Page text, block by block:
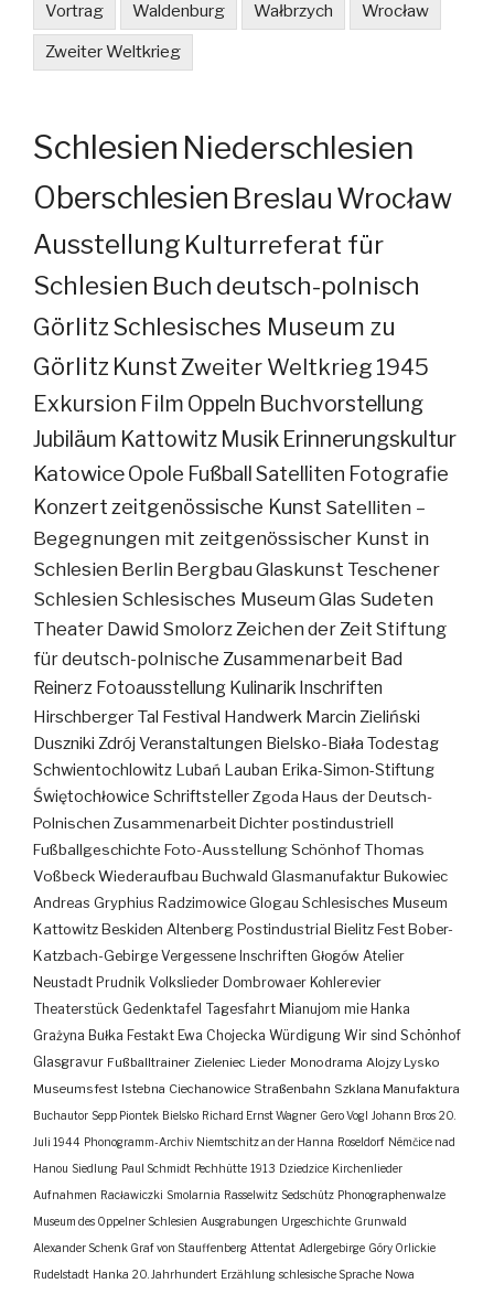
Vortrag Waldenburg Wałbrzych Wrocław
Zweiter Weltkrieg
Schlesien Niederschlesien
Oberschlesien Breslau Wrocław
Ausstellung Kulturreferat für
Schlesien Buch deutsch-polnisch
GörlitzSchlesisches Museum zu
Görlitz KunstZweiter Weltkrieg 1945
Exkursion Film Oppeln Buchvorstellung
Jubiläum Kattowitz Musik Erinnerungskultur
KatowiceOpole FußballSatelliten Fotografie
Konzertzeitgenössische Kunst Satelliten –
Begegnungen mit zeitgenössischer Kunst in
Schlesien Berlin BergbauGlaskunst Teschener
Schlesien Schlesisches MuseumGlas Sudeten
Theater Dawid SmolorzZeichen der Zeit Stiftung
für deutsch-polnische Zusammenarbeit Bad
Reinerz Fotoausstellung Kulinarik Inschriften
Hirschberger Tal Festival Handwerk Marcin Zieliński
Duszniki Zdrój Veranstaltungen Bielsko-Biała Todestag
Schwientochlowitz Lubań Lauban Erika-Simon-Stiftung
Świętochłowice SchriftstellerZgoda Haus der Deutsch-
Polnischen ZusammenarbeitDichterpostindustriell
Fußballgeschichte Foto-AusstellungSchönhofThomas
VoßbeckWiederaufbau Buchwald Glasmanufaktur Bukowiec
Andreas Gryphius Radzimowice Glogau Schlesisches Museum
Kattowitz Beskiden Altenberg Postindustrial Bielitz Fest Bober-
Katzbach-Gebirge Vergessene Inschriften Głogów Atelier
Neustadt Prudnik Volkslieder Dombrowaer Kohlerevier
Theaterstück Gedenktafel Tagesfahrt Mianujom mie Hanka
Grażyna Bułka Festakt Ewa Chojecka Würdigung Wir sind Schönhof
Glasgravur Fußballtrainer Zieleniec Lieder Monodrama Alojzy Lysko
Museumsfest Istebna Ciechanowice Straßenbahn Szklana Manufaktura
Buchautor Sepp Piontek Bielsko Richard Ernst Wagner Gero Vogl Johann Bros 20.
Juli 1944 Phonogramm-Archiv Niemtschitz an der Hanna Roseldorf Némčice nad
Hanou Siedlung Paul Schmidt Pechhütte 1913 Dziedzice Kirchenlieder
Aufnahmen Racławiczki Smolarnia Rasselwitz Sedschütz Phonographenwalze
Museum des Oppelner Schlesien Ausgrabungen Urgeschichte Grunwald
Alexander Schenk Graf von Stauffenberg Attentat Adlergebirge Góry Orlickie
Rudelstadt Hanka 20. Jahrhundert Erzählung schlesische Sprache Nowa